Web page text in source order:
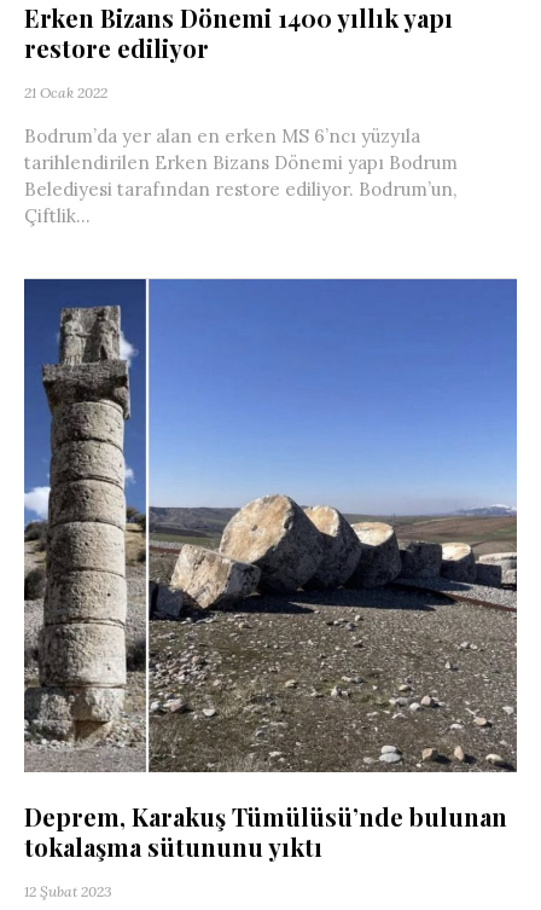
Erken Bizans Dönemi 1400 yıllık yapı
restore ediliyor
21 Ocak 2022
Bodrum’da yer alan en erken MS 6’ncı yüzyıla
tarihlendirilen Erken Bizans Dönemi yapı Bodrum
Belediyesi tarafından restore ediliyor. Bodrum’un,
Çiftlik...
Deprem, Karakuş Tümülüsü’nde bulunan
tokalaşma sütununu yıktı
12 Şubat 2023